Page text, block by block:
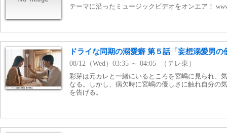
テーマに沿ったミュージックビデオをオンエア！
ドライな同期の溺愛癖 第５話「妄想溺愛男の
08/12（Wed）03:35 ～ 04:05 （テレ東）
彩芽は元カレと一緒にいるところを宮嶋に見られ、
なる。しかし、病欠時に宮嶋の優しさに触れ自分の
を告げる。